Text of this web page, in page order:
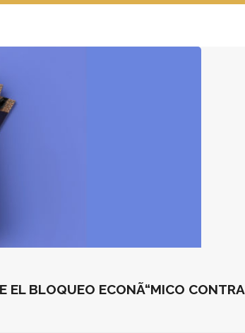
EL BLOQUEO ECONÃ“MICO